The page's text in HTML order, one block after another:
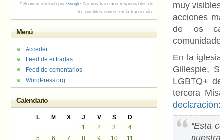
muy
acciones
de los
En la
Gillespie,
LGBTQ+
tercera
declaración:
“Esta
* Servicio ofrecido por Google. No nos hacemos responsables de
los posibles errores en la traducción.
Menú
Acceder
Feed de entradas
Feed de comentarios
WordPress.org
Calendario
L M X J V S
D
1
2 3
4
5
6 7 8 9 10
11